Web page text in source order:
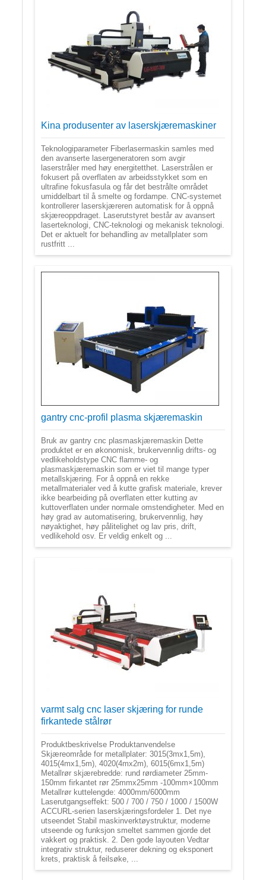
Kina produsenter av laserskjæremaskiner
Teknologiparameter Fiberlasermaskin samles med
den avanserte lasergeneratoren som avgir
laserstråler med høy energitetthet. Laserstrålen er
fokusert på overflaten av arbeidsstykket som en
ultrafine fokusfasula og får det bestrålte området
umiddelbart til å smelte og fordampe. CNC-systemet
kontrollerer laserskjæreren automatisk for å oppnå
skjæreoppdraget. Laserutstyret består av avansert
laserteknologi, CNC-teknologi og mekanisk teknologi.
Det er aktuelt for behandling av metallplater som
rustfritt ...
gantry cnc-profil plasma skjæremaskin
Bruk av gantry cnc plasmaskjæremaskin Dette
produktet er en økonomisk, brukervennlig drifts- og
vedlikeholdstype CNC flamme- og
plasmaskjæremaskin som er viet til mange typer
metallskjæring. For å oppnå en rekke
metallmaterialer ved å kutte grafisk materiale, krever
ikke bearbeiding på overflaten etter kutting av
kuttoverflaten under normale omstendigheter. Med en
høy grad av automatisering, brukervennlig, høy
nøyaktighet, høy pålitelighet og lav pris, drift,
vedlikehold osv. Er veldig enkelt og ...
varmt salg cnc laser skjæring for runde
firkantede stålrør
Produktbeskrivelse Produktanvendelse
Skjæreområde for metallplater: 3015(3mx1,5m),
4015(4mx1,5m), 4020(4mx2m), 6015(6mx1,5m)
Metallrør skjærebredde: rund rørdiameter 25mm-
150mm firkantet rør 25mmx25mm -100mm×100mm
Metallrør kuttelengde: 4000mm/6000mm
Laserutgangseffekt: 500 / 700 / 750 / 1000 / 1500W
ACCURL-serien laserskjæringsfordeler 1. Det nye
utseendet Stabil maskinverktøystruktur, moderne
utseende og funksjon smeltet sammen gjorde det
vakkert og praktisk. 2. Den gode layouten Vedtar
integrativ struktur, reduserer dekning og eksponert
krets, praktisk å feilsøke, ...